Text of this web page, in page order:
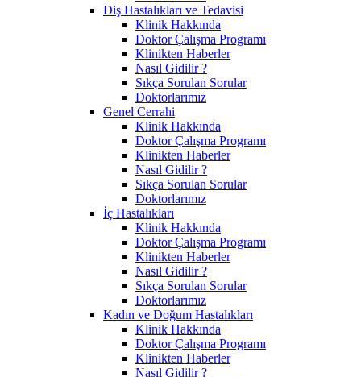
Diş Hastalıkları ve Tedavisi
Klinik Hakkında
Doktor Çalışma Programı
Klinikten Haberler
Nasıl Gidilir ?
Sıkça Sorulan Sorular
Doktorlarımız
Genel Cerrahi
Klinik Hakkında
Doktor Çalışma Programı
Klinikten Haberler
Nasıl Gidilir ?
Sıkça Sorulan Sorular
Doktorlarımız
İç Hastalıkları
Klinik Hakkında
Doktor Çalışma Programı
Klinikten Haberler
Nasıl Gidilir ?
Sıkça Sorulan Sorular
Doktorlarımız
Kadın ve Doğum Hastalıkları
Klinik Hakkında
Doktor Çalışma Programı
Klinikten Haberler
Nasıl Gidilir ?